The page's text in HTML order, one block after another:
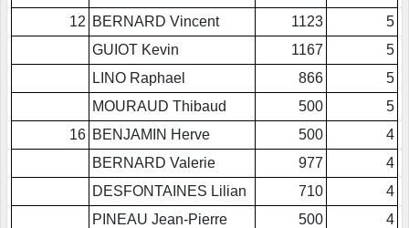
12 BERNARD Vincent 1123
5
GUIOT Kevin
1167
5
LINO Raphael
866
5
MOURAUD Thibaud
500
5
16 BENJAMIN Herve 500
4
BERNARD Valerie
977
4
DESFONTAINES Lilian
710
4
PINEAU Jean-Pierre
500
4